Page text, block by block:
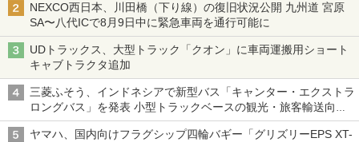
NEXCO西日本、川田橋（下り線）の復旧状況公開 九州道 宮原
SA〜八代ICで8月9日中に緊急車両を通行可能に
UDトラックス、大型トラック「クオン」に車両運搬用ショート
キャブトラクタ追加
三菱ふそう、インドネシアで新型バス「キャンター・エクストラ
ロングバス」を発表 小型トラックベースの観光・旅客輸送向け
バス
ヤマハ、国内向けフラグシップ四輪バギー「グリズリーEPS XT-